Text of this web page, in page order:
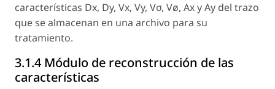
características Dx, Dy, Vx, Vy, Vσ, Vø, Ax y Ay del trazo
que se almacenan en una archivo para su
tratamiento.
3.1.4 Módulo de reconstrucción de las
características